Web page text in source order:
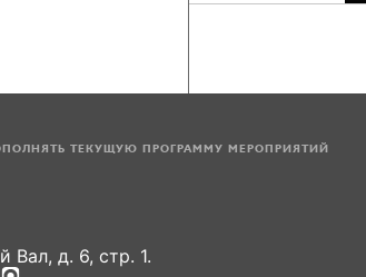
ТЕКУЩУЮ ПРОГРАММУ МЕРОПРИЯТИЙ
Вал, д. 6, стр. 1.